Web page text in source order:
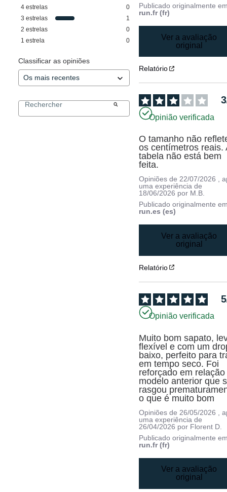
4 estrelas
0
3 estrelas
1
2 estrelas
0
1 estrela 0
Classificar as opiniões
Publicado originalmente
run.fr (fr)
Ver a avaliação
original
Relatório
3
Opinião verificada
O tamanho não
os centímetros reais.
tabela não está bem
feita.
Opiniões de22/07/2026 ,
uma experiência de
18/06/2026 por M.B.
Publicado originalmente
run.es (es)
Ver a avaliação
original
Relatório
5
Opinião verificada
Muito bom sapato,
flexível e com um
baixo, perfeito para
em tempo seco. Foi
reforçado em relação
modelo anterior que
rasgou
o que é muito bom
Opiniões de 26/05/2026
,
uma experiência de
26/04/2026 por Florent D.
Publicado originalmente
run.fr (fr)
Ver a avaliação
original